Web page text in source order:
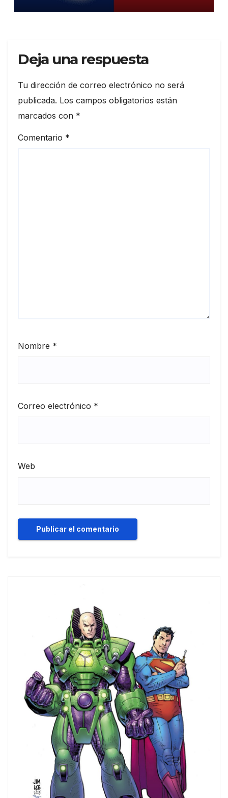
Deja una respuesta
Tu dirección de correo electrónico no será
publicada. Los campos obligatorios están
marcados con *
Comentario *
Nombre *
Correo electrónico *
Web